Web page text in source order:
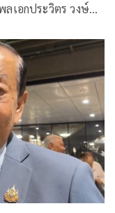
เอกประวิตร วงษ์
น แต่คิดว่าเจ้าหน้าที่